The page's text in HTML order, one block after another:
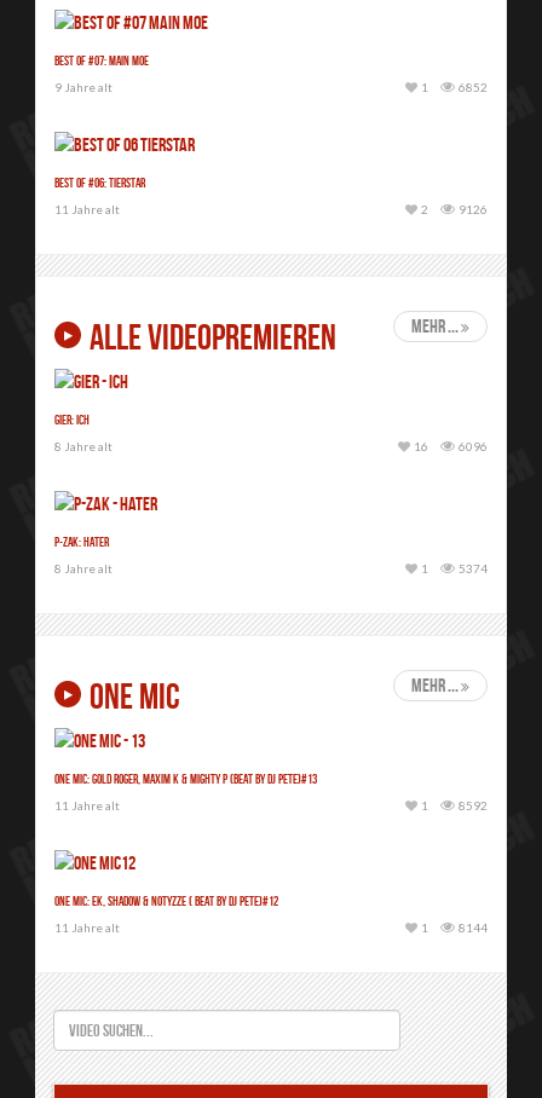
Best Of #07: Main Moe
9 Jahre alt
6852
1
Best Of #06: Tierstar
11 Jahre alt
9126
2
ALLE VIDEOPREMIEREN mehr ...
Gier: Ich
8 Jahre alt
6096
16
P-Zak: Hater
8 Jahre alt
5374
1
ONE MIC mehr ...
One Mic: Gold Roger, Maxim K & Mighty P (Beat by Dj Pete)#13
11 Jahre alt
8592
1
One Mic: Ek, Shadow & Notyzze ( Beat by Dj Pete)#12
11 Jahre alt
8144
1